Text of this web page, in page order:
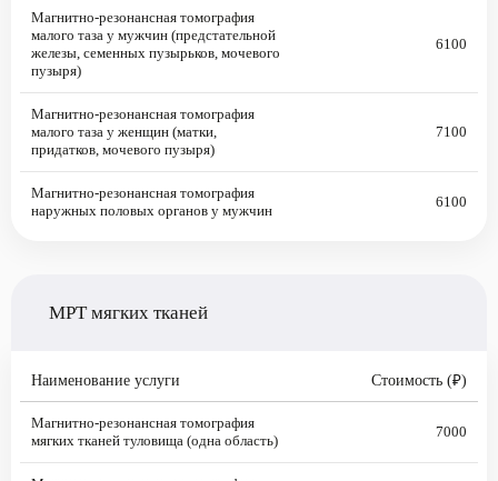
Магнитно-резонансная томография
малого таза у мужчин (предстательной
железы, семенных пузырьков, мочевого
пузыря)
6100
Магнитно-резонансная томография
малого таза у женщин (матки,
придатков, мочевого пузыря)
7100
Магнитно-резонансная томография
наружных половых органов у мужчин
6100
МРТ мягких тканей
Наименование услуги Стоимость (₽)
Магнитно-резонансная томография
мягких тканей туловища (одна область)
7000